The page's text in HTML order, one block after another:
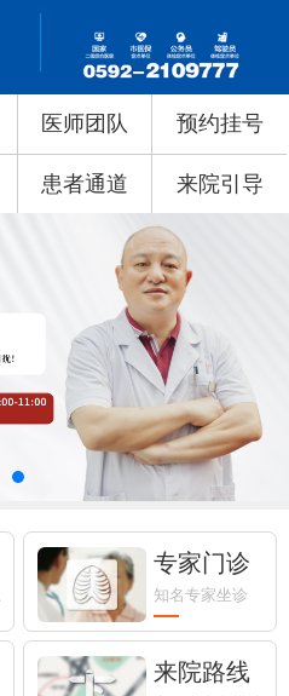
医师团队 预约挂号
患者通道 来院引导
专家门诊
知名专家坐诊
来院路线